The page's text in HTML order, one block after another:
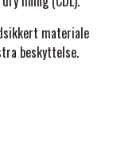
materiale
beskyttelse.
at gamachen
brug eller